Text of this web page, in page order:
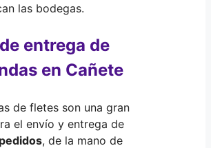
las bodegas.
entrega de
en Cañete
de fletes son una gran
el envío y entrega de
, de la mano de